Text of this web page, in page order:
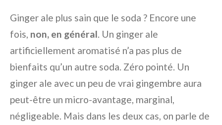
Ginger ale plus sain que le soda ? Encore une
fois, non, en général. Un ginger ale
artificiellement aromatisé n’a pas plus de
bienfaits qu’un autre soda. Zéro pointé. Un
ginger ale avec un peu de vrai gingembre aura
peut-être un micro-avantage, marginal,
négligeable. Mais dans les deux cas, on parle de